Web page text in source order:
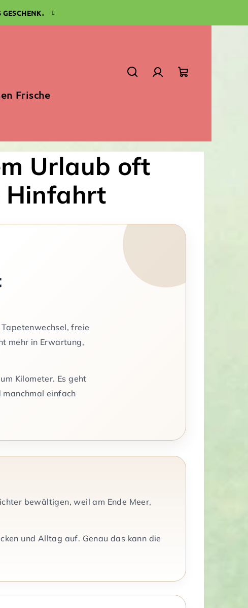
Frische
Urlaub oft
Hinfahrt
freie
mehr in Erwartung,
Kilometer. Es geht
manchmal einfach
bewältigen, weil am Ende Meer,
und Alltag auf. Genau das kann die